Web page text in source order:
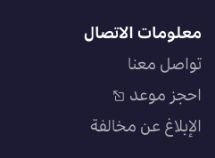
معلومات الاتصال
تواصل معنا
احجز موعد
الإبلاغ عن مخالفة